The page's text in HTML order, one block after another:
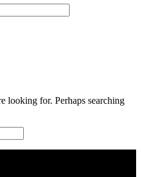
looking for. Perhaps searching